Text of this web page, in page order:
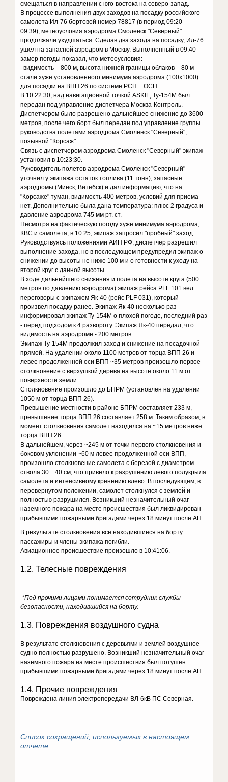
смещаться в направлении с юго-востока на северо-запад.
В процессе выполнения двух заходов на посадку российского
самолета Ил-76 бортовой номер 78817 (в период 09:20 –
09:39), метеоусловия аэродрома Смоленск "Северный"
продолжали ухудшаться. Сделав два захода на посадку, Ил-76
ушел на запасной аэродром в Москву. Выполненный в 09:40
замер погоды показал, что метеоусловия:
видимость – 800 м, высота нижней границы облаков – 80 м
стали хуже установленного минимума аэродрома (100х1000)
для посадки на ВПП 26 по системе РСП + ОСП.
В 10:22:30, над навигационной точкой ASKIL, Ту-154М был
передан под управление диспетчера Москва-Контроль.
Диспетчером было разрешено дальнейшее снижение до 3600
метров, после чего борт был передан под управление группы
руководства полетами аэродрома Смоленск "Северный",
позывной "Корсаж".
Связь с диспетчером аэродрома Смоленск "Северный" экипаж
установил в 10:23:30.
Руководитель полетов аэродрома Смоленск "Северный"
уточнил у экипажа остаток топлива (11 тонн), запасные
аэродромы (Минск, Витебск) и дал информацию, что на
"Корсаже" туман, видимость 400 метров, условий для приема
нет. Дополнительно была дана температура: плюс 2 градуса и
давление аэродрома 745 мм рт. ст.
Несмотря на фактическую погоду хуже минимума аэродрома,
КВС и самолета, в 10:25, экипаж запросил "пробный" заход.
Руководствуясь положениями АИП РФ, диспетчер разрешил
выполнение захода, но в последующем предупредил экипаж о
снижении до высоты не ниже 100 м и о готовности к уходу на
второй круг с данной высоты.
В ходе дальнейшего снижения и полета на высоте круга (500
метров по давлению аэродрома) экипаж рейса PLF 101 вел
переговоры с экипажем Як-40 (рейс PLF 031), который
произвел посадку ранее. Экипаж Як-40 несколько раз
информировал экипаж Ту-154М о плохой погоде, последний раз
- перед подходом к 4 развороту. Экипаж Як-40 передал, что
видимость на аэродроме - 200 метров.
Экипаж Ту-154М продолжил заход и снижение на посадочной
прямой. На удалении около 1100 метров от торца ВПП 26 и
левее продолженной оси ВПП ~35 метров произошло первое
столкновение с верхушкой дерева на высоте около 11 м от
поверхности земли.
Столкновение произошло до БПРМ (установлен на удалении
1050 м от торца ВПП 26).
Превышение местности в районе БПРМ составляет 233 м,
превышение торца ВПП 26 составляет 258 м. Таким образом, в
момент столкновения самолет находился на ~15 метров ниже
торца ВПП 26.
В дальнейшем, через ~245 м от точки первого столкновения и
боковом уклонении ~60 м левее продолженной оси ВПП,
произошло столкновение самолета с березой с диаметром
ствола 30…40 см, что привело к разрушению левого полукрыла
самолета и интенсивному кренению влево. В последующем, в
перевернутом положении, самолет столкнулся с землей и
полностью разрушился. Возникший незначительный очаг
наземного пожара на месте происшествия был ликвидирован
прибывшими пожарными бригадами через 18 минут после АП.
В результате столкновения все находившиеся на борту
пассажиры и члены экипажа погибли.
Авиационное происшествие произошло в 10:41:06.
1.2. Телесные повреждения
*Под прочими лицами понимается сотрудник службы
безопасности, находившийся на борту.
1.3. Повреждения воздушного судна
В результате столкновения с деревьями и землей воздушное
судно полностью разрушено. Возникший незначительный очаг
наземного пожара на месте происшествия был потушен
прибывшими пожарными бригадами через 18 минут после АП.
1.4. Прочие повреждения
Повреждена линия электропередачи ВЛ-6кВ ПС Северная.
Список сокращений, используемых в настоящем
отчете